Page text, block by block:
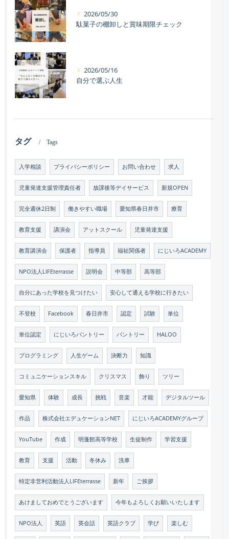
2026/05/30
駄菓子の棚卸しと賞味期限チェック
2026/05/16
自分で選ぶ人生
タグ Tags
入学相談 プライバシーポリシー お問い合わせ 求人
児童発達支援管理責任者 放課後等デイサービス 新規OPEN
完全週休2日制 働きやすい職場 愛知県春日井市 療育
教育支援 講演会 アットスクール 児童発達支援
教育講演会 保護者 指導員 福祉関係者 にじいろACADEMY
NPO法人LIFEterrasse 説明会 中等部 高等部
自分にあった学校を見つけたい 安心して通える学校に行きたい
不登校 Facebook 春日井市 認定 試験 単位
単位認定 にじいろパントリー パントリー HALOO
プログラミング 人生ゲーム 決断力 知識
コミュニケーションスキル クリスマス 飾り ツリー
愛知県 体験 成長 挑戦 音楽 才能 デジタルツール
作品 株式会社エデュケーションNET にじいろACADEMYグループ
YouTube 作成 明蓬館高等学校 生徒制作 学習支援
教育 支援 活動 冬休み 洗車
特定非営利活動法人LIFEterrasse 新年 ご挨拶
あけましておめでとうございます 今年もよろしくお願いいたします
NPO法人 英語 英会話 英語クラブ 学び 楽しむ